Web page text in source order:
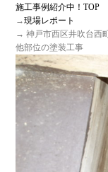
施工事例紹介中！TOP
→現場レポート
→ 神戸市西区井吹台
他部位の塗装工事